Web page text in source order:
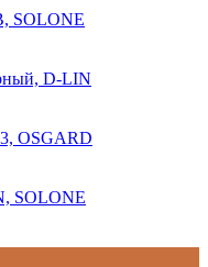
SOLONE
D-LIN
OSGARD
SOLONE